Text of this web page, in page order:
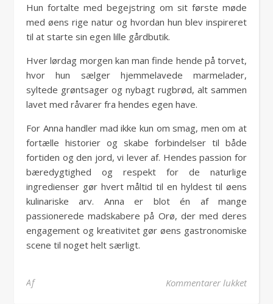
Hun fortalte med begejstring om sit første møde
med øens rige natur og hvordan hun blev inspireret
til at starte sin egen lille gårdbutik.
Hver lørdag morgen kan man finde hende på torvet,
hvor hun sælger hjemmelavede marmelader,
syltede grøntsager og nybagt rugbrød, alt sammen
lavet med råvarer fra hendes egen have.
For Anna handler mad ikke kun om smag, men om at
fortælle historier og skabe forbindelser til både
fortiden og den jord, vi lever af. Hendes passion for
bæredygtighed og respekt for de naturlige
ingredienser gør hvert måltid til en hyldest til øens
kulinariske arv. Anna er blot én af mange
passionerede madskabere på Orø, der med deres
engagement og kreativitet gør øens gastronomiske
scene til noget helt særligt.
Af Kommentarer lukkettil